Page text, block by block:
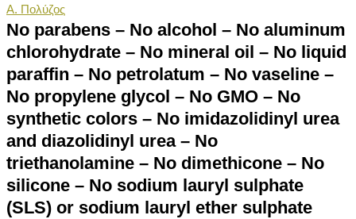
Α. Πολύζος
No parabens – No alcohol – No aluminum
chlorohydrate – No mineral oil – No liquid
paraffin – No petrolatum – No vaseline –
No propylene glycol – No GMO – No
synthetic colors – No imidazolidinyl urea
and diazolidinyl urea – No
triethanolamine – No dimethicone – No
silicone – No sodium lauryl sulphate
(SLS) or sodium lauryl ether sulphate